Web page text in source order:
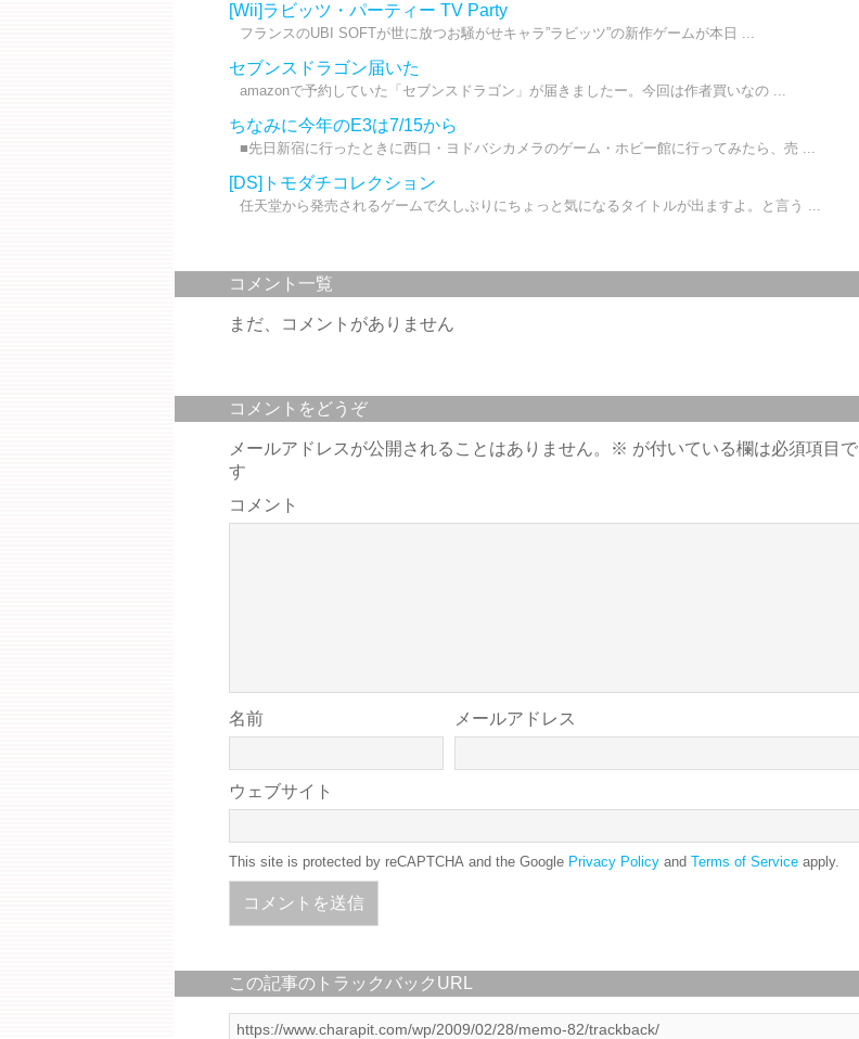
[Wii]ラビッツ・パーティー TV Party
フランスのUBI SOFTが世に放つお騒がせキャラ”ラビッツ”の新作ゲームが本日 ...
セブンスドラゴン届いた
amazonで予約していた「セブンスドラゴン」が届きましたー。今回は作者買いなの ...
ちなみに今年のE3は7/15から
■先日新宿に行ったときに西口・ヨドバシカメラのゲーム・ホビー館に行ってみたら、売 ...
[DS]トモダチコレクション
任天堂から発売されるゲームで久しぶりにちょっと気になるタイトルが出ますよ。と言う ...
コメント一覧
まだ、コメントがありません
コメントをどうぞ
メールアドレスが公開されることはありません。 ※ が付いている欄は必須項目で
す
コメント
名前 メールアドレス
ウェブサイト
This site is protected by reCAPTCHA and the Google Privacy Policy and Terms of Service apply.
この記事のトラックバックURL